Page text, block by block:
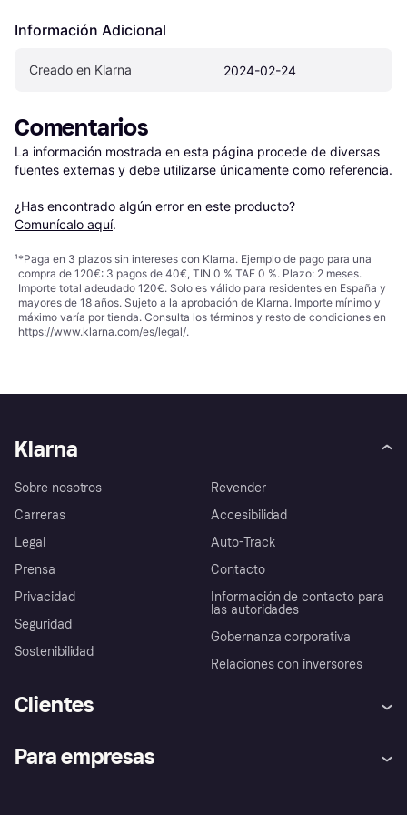
Información Adicional
Creado en Klarna 2024-02-24
Comentarios
La información mostrada en esta página procede de diversas
fuentes externas y debe utilizarse únicamente como referencia.
¿Has encontrado algún error en este producto?
Comunícalo aquí.
¹*Paga en 3 plazos sin intereses con Klarna. Ejemplo de pago para una
compra de 120€: 3 pagos de 40€, TIN 0 % TAE 0 %. Plazo: 2 meses.
Importe total adeudado 120€. Solo es válido para residentes en España y
mayores de 18 años. Sujeto a la aprobación de Klarna. Importe mínimo y
máximo varía por tienda. Consulta los términos y resto de condiciones en
https://www.klarna.com/es/legal/.
Klarna
Sobre nosotros
Carreras
Legal
Prensa
Privacidad
Seguridad
Sostenibilidad
Revender
Accesibilidad
Auto-Track
Contacto
Información de contacto para
las autoridades
Gobernanza corporativa
Relaciones con inversores
Clientes
Inicio de sesión
Para empresas